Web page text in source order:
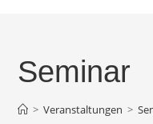
Seminar
> Veranstaltungen >